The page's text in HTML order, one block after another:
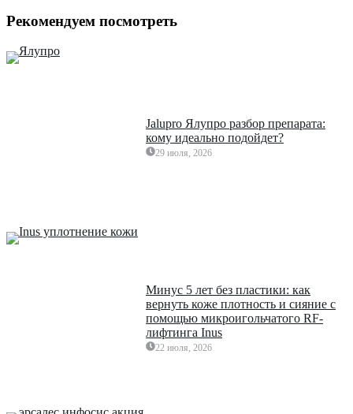
Рекомендуем посмотреть
Jalupro Ялупро разбор препарата:
кому идеально подойдет?
29 июля, 2026
Минус 5 лет без пластики: как
вернуть коже плотность и сияние с
помощью микроигольчатого RF-
лифтинга Inus
22 июля, 2026